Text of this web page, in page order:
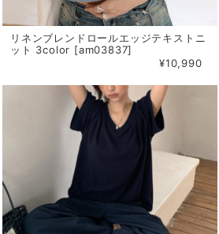
リネンブレンドロールエッジテキストニ
ット 3color [am03837]
¥10,990